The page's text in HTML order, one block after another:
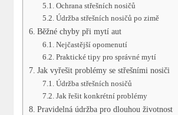
Ochrana střešních nosičů
Údržba střešních nosičů po zimě
Běžné chyby při mytí aut
Nejčastější opomenutí
Praktické tipy pro správné mytí
Jak vyřešit problémy se střešními nosiči
Údržba střešních nosičů
Jak řešit konkrétní problémy
Pravidelná údržba pro dlouhou životnost